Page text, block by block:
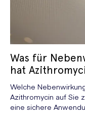
Was für
hat
Welche
Azithromycin auf Sie
eine sichere